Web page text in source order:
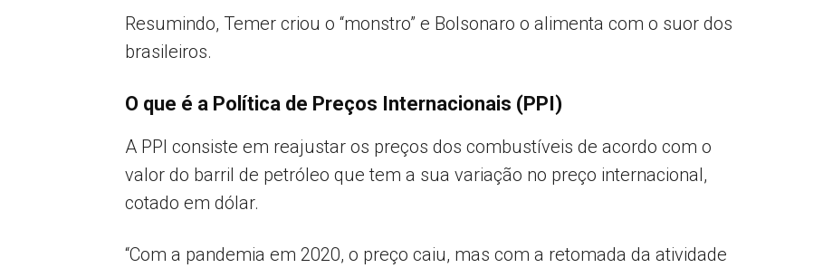
Resumindo, Temer criou o “monstro” e Bolsonaro o alimenta com o suor dos
brasileiros.
O que é a Política de Preços Internacionais (PPI)
A PPI consiste em reajustar os preços dos combustíveis de acordo com o
valor do barril de petróleo que tem a sua variação no preço internacional,
cotado em dólar.
“Com a pandemia em 2020, o preço caiu, mas com a retomada da atividade